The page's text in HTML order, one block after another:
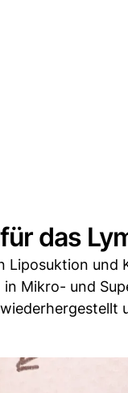
das
und
Mikro- und